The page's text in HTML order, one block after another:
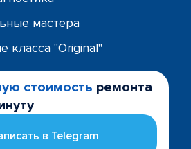
мастера
класса "Original"
стоимость ремонта
в Telegram